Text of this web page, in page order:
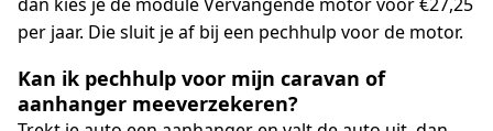
per jaar. Die sluit je af bij een pechhulp voor de motor.
Kan ik pechhulp voor mijn caravan of
aanhanger meeverzekeren?